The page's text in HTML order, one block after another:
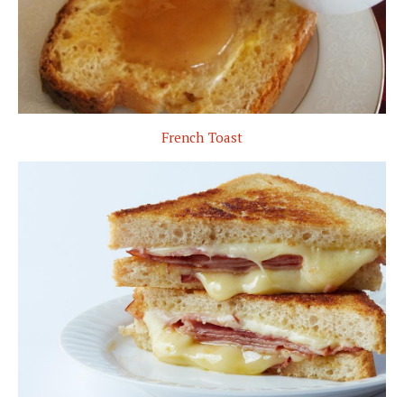
French Toast